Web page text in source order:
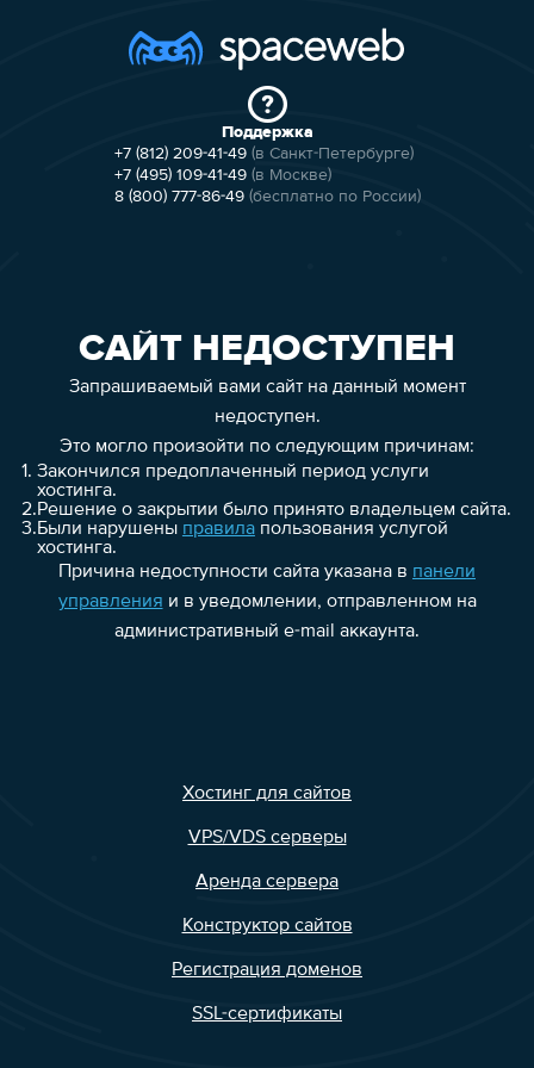
Поддержка
+7 (812) 209-41-49 (в Санкт-Петербурге)
+7 (495) 109-41-49 (в Москве)
8 (800) 777-86-49 (бесплатно по России)
САЙТ НЕДОСТУПЕН
Запрашиваемый вами сайт на данный момент
недоступен.
Это могло произойти по следующим причинам:
1. Закончился предоплаченный период услуги
хостинга.
2.Решение о закрытии было принято владельцем сайта.
3.Были нарушены правилапользования услугой
хостинга.
Причина недоступности сайта указана в панели
управления и в уведомлении, отправленном на
административный e-mail аккаунта.
Хостинг для сайтов
VPS/VDS серверы
Аренда сервера
Конструктор сайтов
Регистрация доменов
SSL-сертификаты